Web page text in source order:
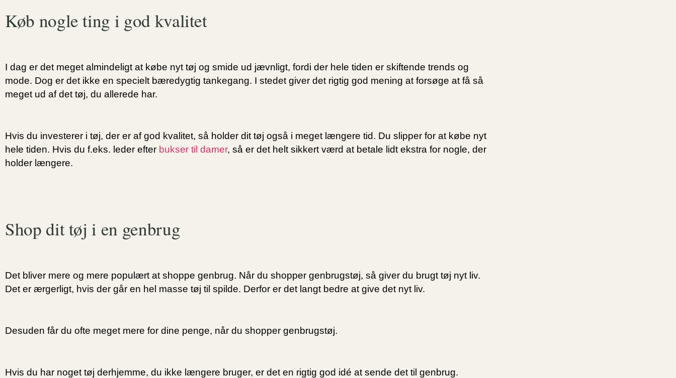
Køb nogle ting i god kvalitet
I dag er det meget almindeligt at købe nyt tøj og smide ud jævnligt, fordi der hele tiden er skiftende trends og
mode. Dog er det ikke en specielt bæredygtig tankegang. I stedet giver det rigtig god mening at forsøge at få så
meget ud af det tøj, du allerede har.
Hvis du investerer i tøj, der er af god kvalitet, så holder dit tøj også i meget længere tid. Du slipper for at købe nyt
hele tiden. Hvis du f.eks. leder efter bukser til damer, så er det helt sikkert værd at betale lidt ekstra for nogle, der
holder længere.
Shop dit tøj i en genbrug
Det bliver mere og mere populært at shoppe genbrug. Når du shopper genbrugstøj, så giver du brugt tøj nyt liv.
Det er ærgerligt, hvis der går en hel masse tøj til spilde. Derfor er det langt bedre at give det nyt liv.
Desuden får du ofte meget mere for dine penge, når du shopper genbrugstøj.
Hvis du har noget tøj derhjemme, du ikke længere bruger, er det en rigtig god idé at sende det til genbrug.